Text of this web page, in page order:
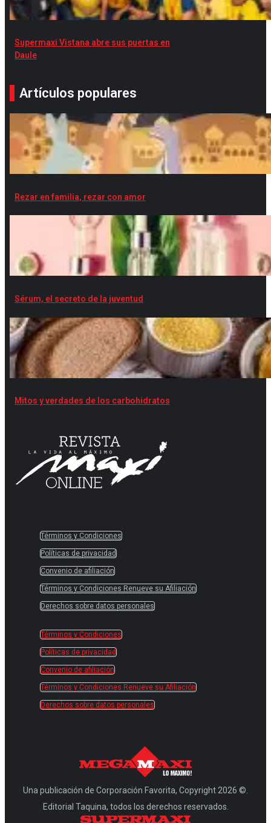
Supermaxi Vistana abre sus puertas en
Daule
Artículos populares
Rezar en familia, rezar con amor
Sérum, el secreto de la juventud
Mitos y verdades de los carbohidratos
Términos y Condiciones
Políticas de privacidad
Convenio de afiliación
Términos y Condiciones Renueve su Afiliación
Derechos sobre datos personales
Términos y Condiciones
Políticas de privacidad
Convenio de afiliación
Términos y Condiciones Renueve su Afiliación
Derechos sobre datos personales
Una publicación de Corporación Favorita, Copyright 2026 ©.
Editorial Taquina, todos los derechos reservados.